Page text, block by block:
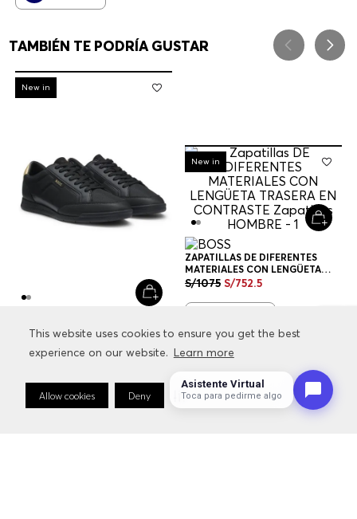
This website uses cookies to ensure you get the best
experience on our website. Learn more
Allow cookies Deny Cookie Preferences
This website uses cookies to ensure you get the best
experience on our website. Learn more
Allow cookies Deny Cookie Preferences
TAMBIÉN TE PODRÍA GUSTAR
-30%
New in
ZAPATILLAS DE DIFERENTES
TRASERA EN CONTRASTE
1075 S/752. 5
+1 Color
-30%
New in
ZAPATILLAS DE DIFERENTES
MATERIALES CON LENGÜETA
TRASERA EN CONTRASTE
S/1075 S/752.5
Asistente Virtual
Toca para pedirme algo